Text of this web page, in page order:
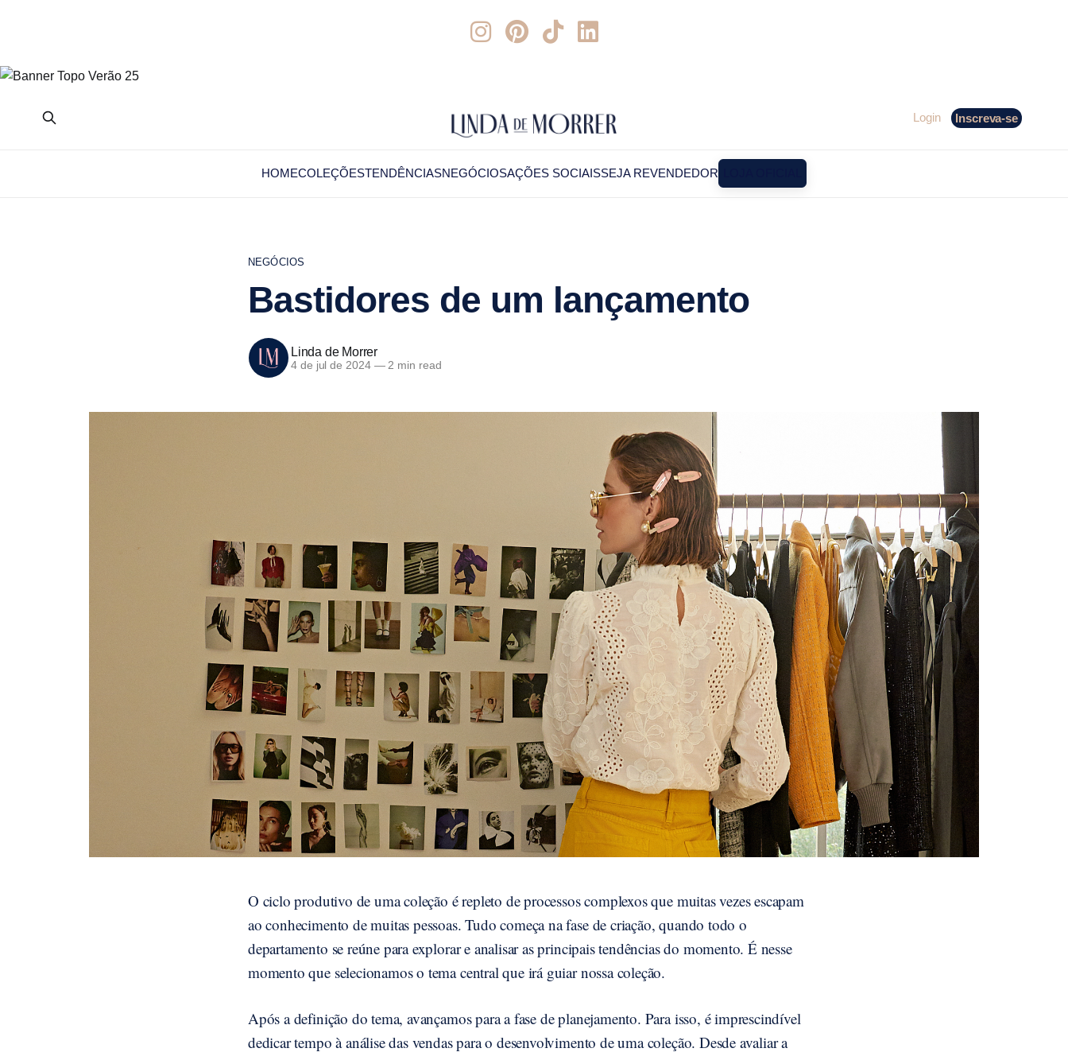
HOMECOLEÇÕESTENDÊNCIASNEGÓCIOSAÇÕES SOCIAISSEJA REVENDEDOR
Login Inscreva-se
NEGÓCIOS
Bastidores de um lançamento
Linda de Morrer
4 de jul de 2024 —2 min read
O ciclo produtivo de uma coleção é repleto de processos complexos que muitas vezes escapam
ao conhecimento de muitas pessoas. Tudo começa na fase de criação, quando todo o
departamento se reúne para explorar e analisar as principais tendências do momento. É nesse
momento que selecionamos o tema central que irá guiar nossa coleção.
Após a definição do tema, avançamos para a fase de planejamento. Para isso, é imprescindível
dedicar tempo à análise das vendas para o desenvolvimento de uma coleção. Desde avaliar a